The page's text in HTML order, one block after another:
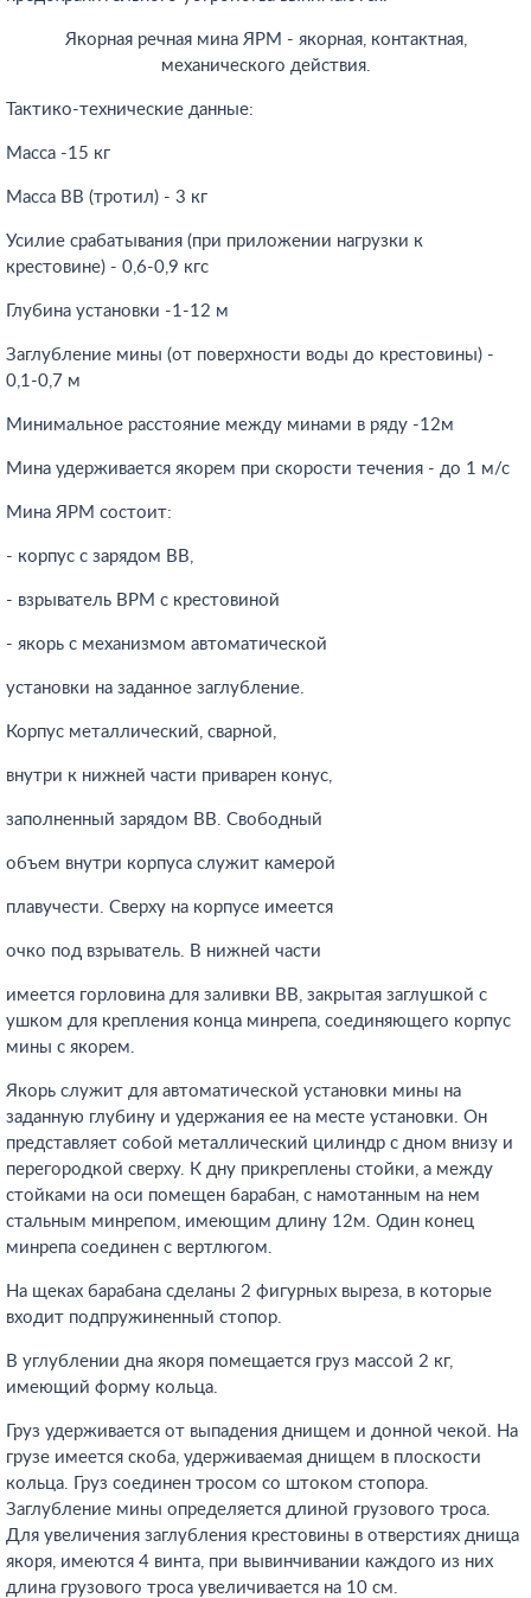
Якорная речная мина ЯРМ - якорная, контактная,
механического действия.
Тактико-технические данные:
Масса -15 кг
Масса ВВ (тротил) - 3 кг
Усилие срабатывания (при приложении нагрузки к
крестовине) - 0,6-0,9 кгс
Глубина установки -1-12 м
Заглубление мины (от поверхности воды до крестовины) -
0,1-0,7 м
Минимальное расстояние между минами в ряду -12м
Мина удерживается якорем при скорости течения - до 1 м/с
Мина ЯРМ состоит:
- корпус с зарядом ВВ,
- взрыватель ВРМ с крестовиной
- якорь с механизмом автоматической
установки на заданное заглубление.
Корпус металлический, сварной,
внутри к нижней части приварен конус,
заполненный зарядом ВВ. Свободный
объем внутри корпуса служит камерой
плавучести. Сверху на корпусе имеется
очко под взрыватель. В нижней части
имеется горловина для заливки ВВ, закрытая заглушкой с
ушком для крепления конца минрепа, соединяющего корпус
мины с якорем.
Якорь служит для автоматической установки мины на
заданную глубину и удержания ее на месте установки. Он
представляет собой металлический цилиндр с дном внизу и
перегородкой сверху. К дну прикреплены стойки, а между
стойками на оси помещен барабан, с намотанным на нем
стальным минрепом, имеющим длину 12м. Один конец
минрепа соединен с вертлюгом.
На щеках барабана сделаны 2 фигурных выреза, в которые
входит подпружиненный стопор.
В углублении дна якоря помещается груз массой 2 кг,
имеющий форму кольца.
Груз удерживается от выпадения днищем и донной чекой. На
грузе имеется скоба, удерживаемая днищем в плоскости
кольца. Груз соединен тросом со штоком стопора.
Заглубление мины определяется длиной грузового троса.
Для увеличения заглубления крестовины в отверстиях днища
якоря, имеются 4 винта, при вывинчивании каждого из них
длина грузового троса увеличивается на 10 см.